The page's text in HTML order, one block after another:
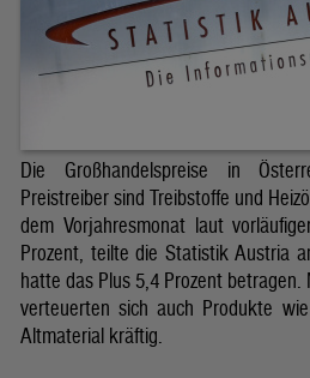
Die Großhandelspreise in
Preistreiber sind Treibstoffe und
dem Vorjahresmonat laut
Prozent, teilte die Statistik Austria
hatte das Plus 5,4 Prozent betragen.
verteuerten sich auch Produkte
Altmaterial kräftig.